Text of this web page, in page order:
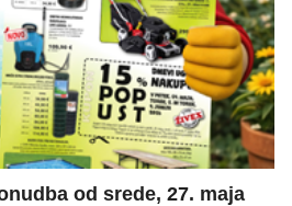
od srede, 27. maja